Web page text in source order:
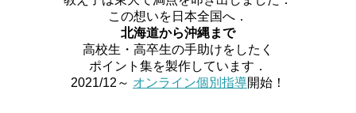
この想いを日本全国へ．
北海道から沖縄まで
高校生・高卒生の手助けをしたく
ポイント集を製作しています．
2021/12～ オンライン個別指導開始！